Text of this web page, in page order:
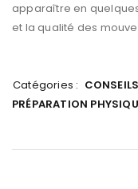
apparaître en
et la qualité des
Catégories :
PRÉPARATION